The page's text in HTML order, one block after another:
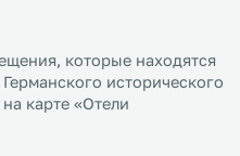
которые находятся
исторического
карте «Отели